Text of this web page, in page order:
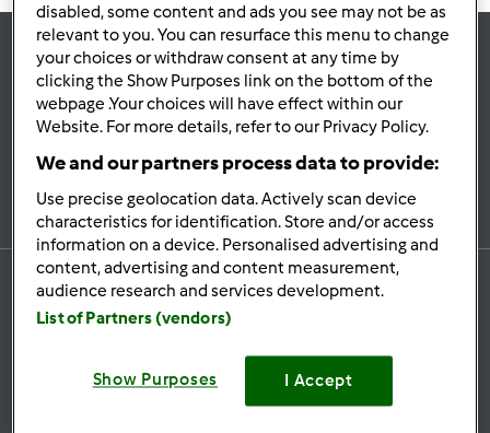
Bądźna bieżąco
Zapisz się do naszego newslettera
Wyszukaj przepisy
disabled, some content and ads you see may not be as
relevant to you. You can resurface this menu to change
your choices or withdraw consent at any time by
clicking the Show Purposes link on the bottom of the
webpage .Your choices will have effect within our
Website. For more details, refer to our Privacy Policy.
We and our partners process data to provide:
Use precise geolocation data. Actively scan device
characteristics for identification. Store and/or access
information on a device. Personalised advertising and
content, advertising and content measurement,
audience research and services development.
List of Partners (vendors)
Show Purposes I Accept